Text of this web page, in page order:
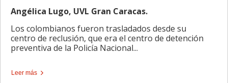
Angélica Lugo, UVL Gran Caracas.
Los colombianos fueron trasladados desde su
centro de reclusión, que era el centro de detención
preventiva de la Policía Nacional...
Leer más